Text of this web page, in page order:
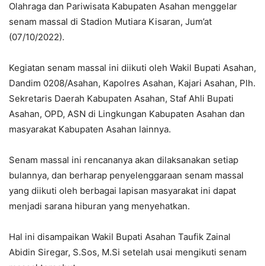
Olahraga dan Pariwisata Kabupaten Asahan menggelar
senam massal di Stadion Mutiara Kisaran, Jum’at
(07/10/2022).
Kegiatan senam massal ini diikuti oleh Wakil Bupati Asahan,
Dandim 0208/Asahan, Kapolres Asahan, Kajari Asahan, Plh.
Sekretaris Daerah Kabupaten Asahan, Staf Ahli Bupati
Asahan, OPD, ASN di Lingkungan Kabupaten Asahan dan
masyarakat Kabupaten Asahan lainnya.
Senam massal ini rencananya akan dilaksanakan setiap
bulannya, dan berharap penyelenggaraan senam massal
yang diikuti oleh berbagai lapisan masyarakat ini dapat
menjadi sarana hiburan yang menyehatkan.
Hal ini disampaikan Wakil Bupati Asahan Taufik Zainal
Abidin Siregar, S.Sos, M.Si setelah usai mengikuti senam